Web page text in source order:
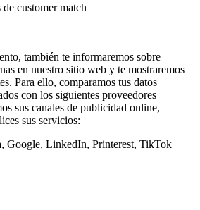
customer match
también te informaremos sobre
en nuestro sitio web y te mostraremos
Para ello, comparamos tus datos
con los siguientes proveedores
sus canales de publicidad online,
sus servicios:
Google, LinkedIn, Printerest, TikTok